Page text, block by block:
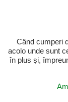
Când cumperi
acolo unde sunt
în plus și,